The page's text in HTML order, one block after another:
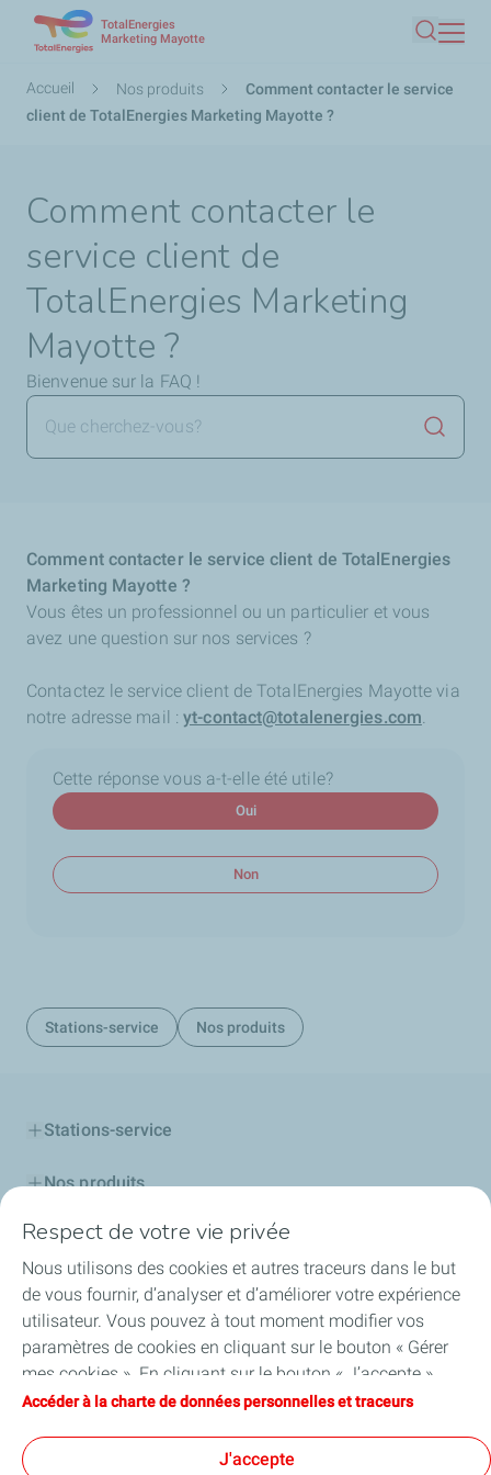
contenu
principal
TotalEnergies
Marketing Mayotte
Fil
d'Ariane
Accueil Nos produits
Comment contacter le service
client de TotalEnergies Marketing Mayotte ?
Comment contacter le
service client de
TotalEnergies Marketing
Mayotte ?
Bienvenue sur la FAQ !
Comment contacter le service client de TotalEnergies
Marketing Mayotte ?
Vous êtes un professionnel ou un particulier et vous
avez une question sur nos services ?
Contactez le service client de TotalEnergies Mayotte via
notre adresse mail :yt-contact@totalenergies.com.
Cette réponse vous a-t-elle été utile?
Oui
Non
Stations-service Nos produits
Stations-service
Nos produits
Cartes TotalEnergies
Professionnels
Découvrir TotalEnergies
Challenge Startupper
Respect de votre vie privée
Nous utilisons des cookies et autres traceurs dans le but
de vous fournir, d’analyser et d’améliorer votre expérience
utilisateur. Vous pouvez à tout moment modifier vos
paramètres de cookies en cliquant sur le bouton « Gérer
mes cookies ». En cliquant sur le bouton « J’accepte »,
vous acceptez le dépôt de l’ensemble des cookies. Dans le
techniques nécessaires au bon fonctionnement du site
Accéder à la charte de données personnelles et traceurs
J'accepte